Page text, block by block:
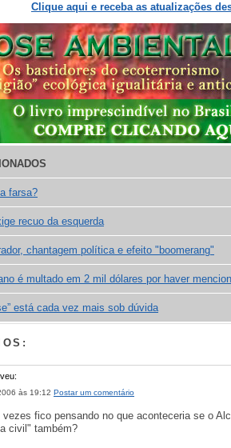
Clique aqui e receba as atualizações
farsa?
recuo da esquerda
chantagem política e efeito "boomerang"
é multado em 2 mil dólares por haver
está cada vez mais sob dúvida
às 19:12 Postar um comentário
vezes fico pensando no que aconteceria se o
civil" também?